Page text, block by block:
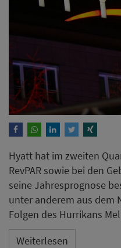
Hyatt hat im zweiten
RevPAR sowie bei den
seine Jahresprognose
unter anderem aus dem
Folgen des Hurrikans
Weiterlesen